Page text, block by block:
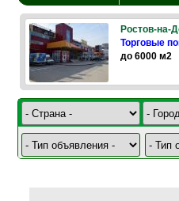
Ростов-на-
Торговые
до 6000 м2